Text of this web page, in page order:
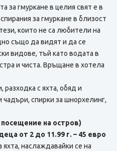
за гмуркане в целия свят е в
за гмуркане в близост
които не са любители на
също да видят и да се
видове, тъй като водата в
и чиста. Връщане в хотела
разходка с яхта, обяд и
чадъри, спирки за шнорхелинг,
посещение на остров)
от 2 до 11.99 г. – 45 евро
наслаждавайки се на